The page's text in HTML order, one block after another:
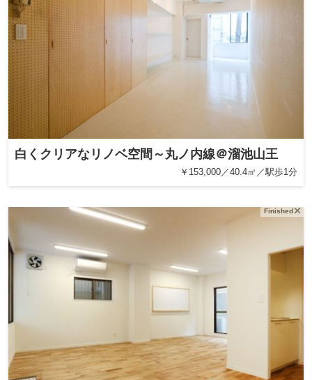
白くクリアなリノベ空間～丸ノ内線＠溜池山王
￥153,000／40.4㎡／駅歩1分
Finished